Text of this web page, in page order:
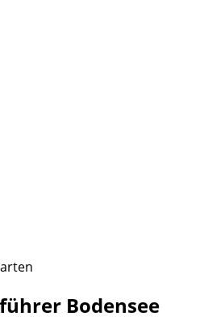
Bodensee